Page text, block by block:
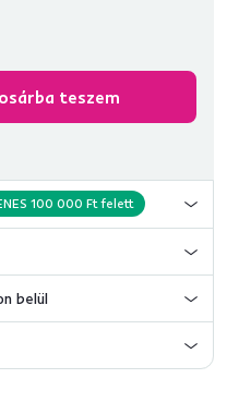
teszem
100 000 Ft felett
belül